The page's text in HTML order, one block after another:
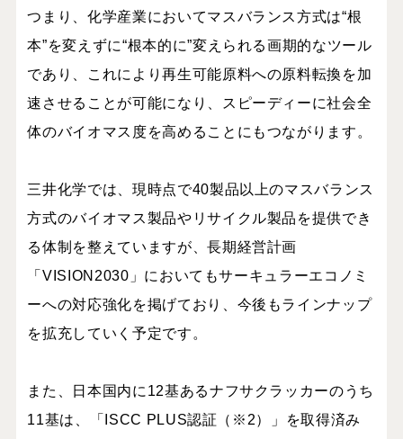
つまり、化学産業においてマスバランス方式は“根
本”を変えずに“根本的に”変えられる画期的なツール
であり、これにより再生可能原料への原料転換を加
速させることが可能になり、スピーディーに社会全
体のバイオマス度を高めることにもつながります。
三井化学では、現時点で40製品以上のマスバランス
方式のバイオマス製品やリサイクル製品を提供でき
る体制を整えていますが、長期経営計画
「VISION2030」においてもサーキュラーエコノミ
ーへの対応強化を掲げており、今後もラインナップ
を拡充していく予定です。
また、日本国内に12基あるナフサクラッカーのうち
11基は、「ISCC PLUS認証（※2）」を取得済み